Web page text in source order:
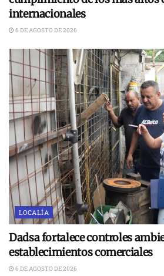
internacionales
6 DE AGOSTO DE 2026
LOCALÍA
Dadsa fortalece controles
establecimientos comerciales
6 DE AGOSTO DE 2026